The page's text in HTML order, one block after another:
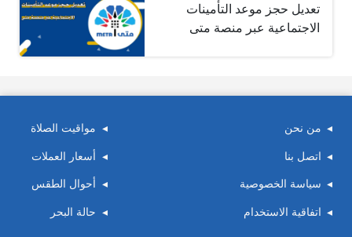
تعديل حجز موعد التأمينات
الاجتماعية عبر منصة متى
من نحن
اتصل بنا
سياسة الخصوصية
اتفاقية الاستخدام
مواقيت الصلاة
أسعار العملات
أحوال الطقس
حالة البحر